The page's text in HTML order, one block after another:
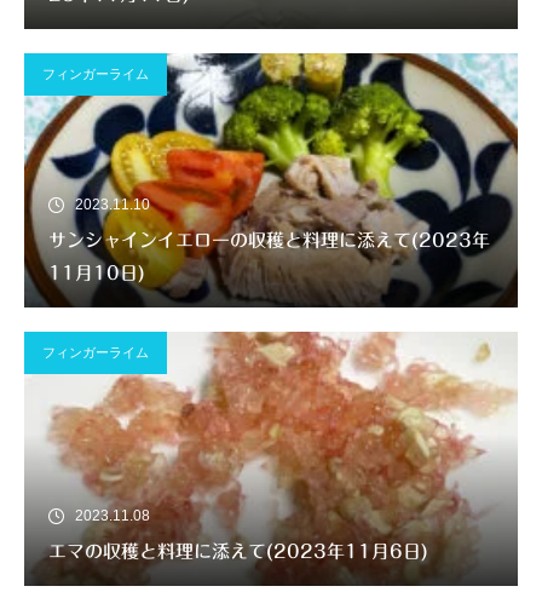
フィンガーライム
2023.11.10
サンシャインイエローの収穫と料理に添えて(2023年
11月10日)
フィンガーライム
2023.11.08
エマの収穫と料理に添えて(2023年11月6日)